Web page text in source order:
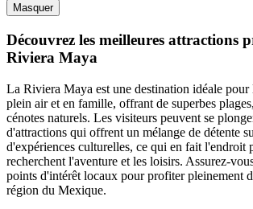
Masquer
Découvrez les meilleures attractions
Riviera Maya
La Riviera Maya est une destination idéale pour
plein air et en famille, offrant de superbes
cénotes naturels. Les visiteurs peuvent se
d'attractions qui offrent un mélange de détente
d'expériences culturelles, ce qui en fait l'endroit
recherchent l'aventure et les loisirs. Assurez-
points d'intérêt locaux pour profiter pleinement
région du Mexique.